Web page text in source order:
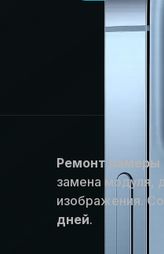
Ремонт камеры
замена модуля,
изображения.
дней.